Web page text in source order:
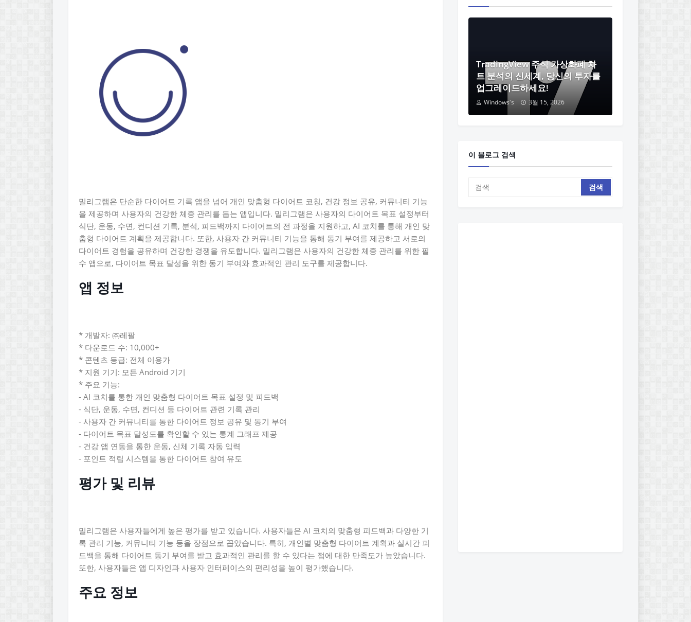
밀리그램은 단순한 다이어트 기록 앱을 넘어 개인 맞춤형 다이어트 코칭, 건강 정보 공유, 커뮤니티 기능
을 제공하며 사용자의 건강한 체중 관리를 돕는 앱입니다. 밀리그램은 사용자의 다이어트 목표 설정부터
식단, 운동, 수면, 컨디션 기록, 분석, 피드백까지 다이어트의 전 과정을 지원하고, AI 코치를 통해 개인 맞
춤형 다이어트 계획을 제공합니다. 또한, 사용자 간 커뮤니티 기능을 통해 동기 부여를 제공하고 서로의
다이어트 경험을 공유하며 건강한 경쟁을 유도합니다. 밀리그램은 사용자의 건강한 체중 관리를 위한 필
수 앱으로, 다이어트 목표 달성을 위한 동기 부여와 효과적인 관리 도구를 제공합니다.
앱 정보
* 개발자: ㈜레팔
* 다운로드 수: 10,000+
* 콘텐츠 등급: 전체 이용가
* 지원 기기: 모든 Android 기기
* 주요 기능:
- AI 코치를 통한 개인 맞춤형 다이어트 목표 설정 및 피드백
- 식단, 운동, 수면, 컨디션 등 다이어트 관련 기록 관리
- 사용자 간 커뮤니티를 통한 다이어트 정보 공유 및 동기 부여
- 다이어트 목표 달성도를 확인할 수 있는 통계 그래프 제공
- 건강 앱 연동을 통한 운동, 신체 기록 자동 입력
- 포인트 적립 시스템을 통한 다이어트 참여 유도
평가 및 리뷰
밀리그램은 사용자들에게 높은 평가를 받고 있습니다. 사용자들은 AI 코치의 맞춤형 피드백과 다양한 기
록 관리 기능, 커뮤니티 기능 등을 장점으로 꼽았습니다. 특히, 개인별 맞춤형 다이어트 계획과 실시간 피
드백을 통해 다이어트 동기 부여를 받고 효과적인 관리를 할 수 있다는 점에 대한 만족도가 높았습니다.
또한, 사용자들은 앱 디자인과 사용자 인터페이스의 편리성을 높이 평가했습니다.
주요 정보
TradingView 주식 가상화폐 차
트 분석의 신세계, 당신의 투자를
업그레이드하세요!
Windows's 3월 15, 2026
이 블로그 검색